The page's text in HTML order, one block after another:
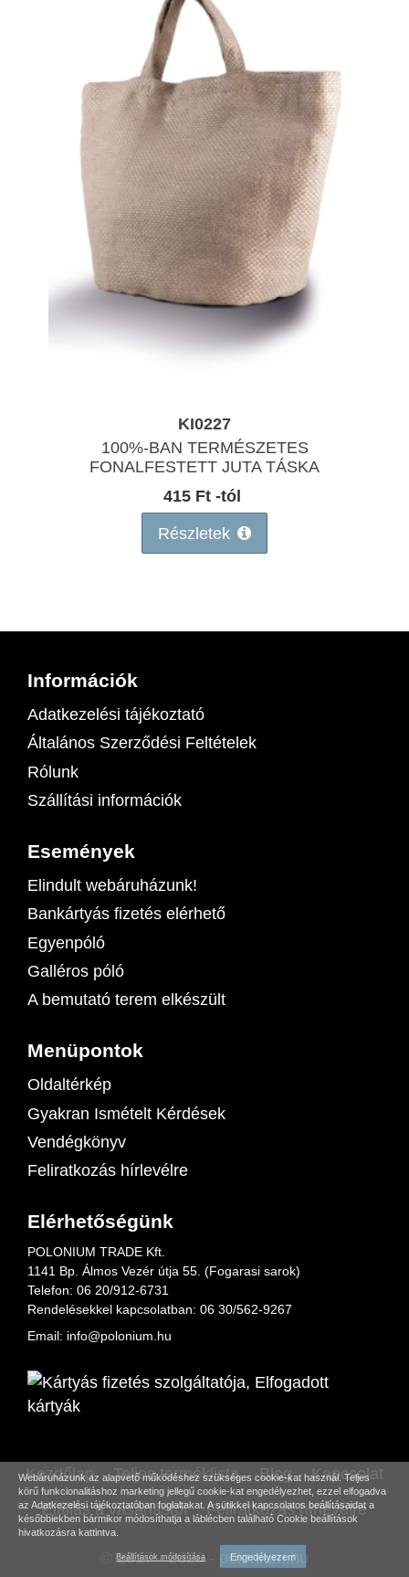
Webáruházunk az alapvető működéshez szükséges cookie-kat használ. Teljes
körű funkcionalitáshoz marketing jellegű cookie-kat engedélyezhet, ezzel elfogadva
az Adatkezelési tájékoztatóbanfoglaltakat. A sütikkel kapcsolatos beállításaidat a
későbbiekben bármikor módosíthatja a láblécben található Cookie beállítások
hivatkozásra kattintva.
Beállítások módosítása Engedélyezem
KI0227
100%-BAN TERMÉSZETES
FONALFESTETT JUTA TÁSKA
415 Ft -tól
Részletek
Információk
Adatkezelési tájékoztató
Általános Szerződési Feltételek
Rólunk
Szállítási információk
Események
Elindult webáruházunk!
Bankártyás fizetés elérhető
Egyenpóló
Galléros póló
A bemutató terem elkészült
Menüpontok
Oldaltérkép
Gyakran Ismételt Kérdések
Vendégkönyv
Feliratkozás hírlevélre
Elérhetőségünk
POLONIUM TRADE Kft.
1141 Bp. Álmos Vezér útja 55. (Fogarasi sarok)
Telefon: 06 20/912-6731
Rendelésekkel kapcsolatban: 06 30/562-9267
Email: info@polonium.hu
Kezdőlap Teljes terméklista Blog
Kapcsolat
Elállás a vásárlástól
Feliratkozás hírlevélre
© 2017 - 2026 - polonium.hu